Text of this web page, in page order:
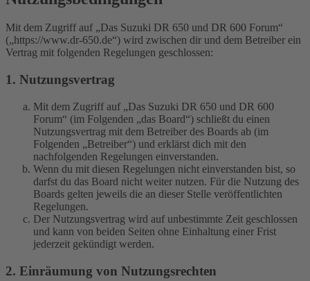
Mit dem Zugriff auf „Das Suzuki DR 650 und DR 600 Forum“
(„https://www.dr-650.de“) wird zwischen dir und dem Betreiber ein
Vertrag mit folgenden Regelungen geschlossen:
1. Nutzungsvertrag
Mit dem Zugriff auf „Das Suzuki DR 650 und DR 600
Forum“ (im Folgenden „das Board“) schließt du einen
Nutzungsvertrag mit dem Betreiber des Boards ab (im
Folgenden „Betreiber“) und erklärst dich mit den
nachfolgenden Regelungen einverstanden.
Wenn du mit diesen Regelungen nicht einverstanden bist, so
darfst du das Board nicht weiter nutzen. Für die Nutzung des
Boards gelten jeweils die an dieser Stelle veröffentlichten
Regelungen.
Der Nutzungsvertrag wird auf unbestimmte Zeit geschlossen
und kann von beiden Seiten ohne Einhaltung einer Frist
jederzeit gekündigt werden.
2. Einräumung von Nutzungsrechten